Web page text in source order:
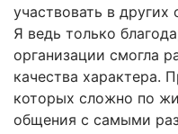
участвовать в
Я ведь только
организации смогла
качества характера.
которых сложно по
общения с самыми